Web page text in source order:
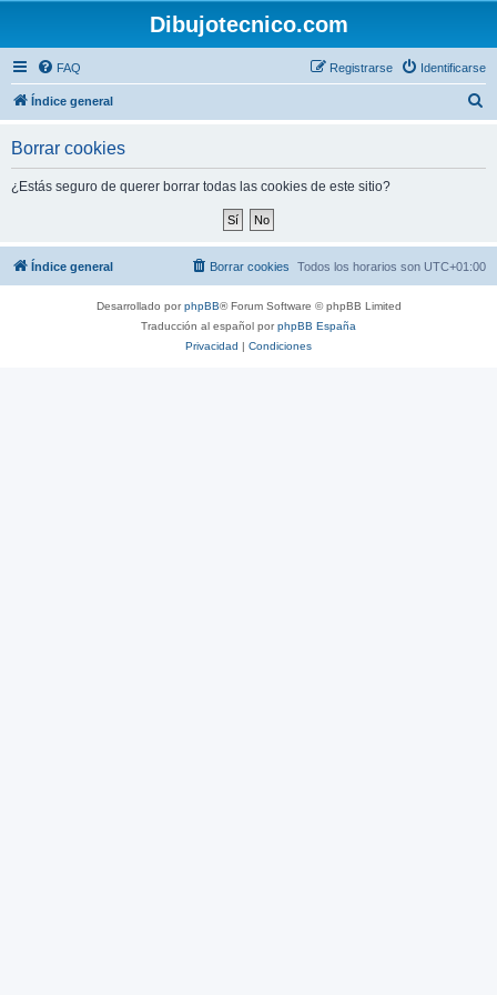
Dibujotecnico.com
FAQ Identificarse
Registrarse
Índice general
Borrar cookies
¿Estás seguro de querer borrar todas las cookies de este sitio?
Índice general Todos los horarios son UTC+01:00
Borrar cookies
Desarrollado porphpBB® Forum Software © phpBB Limited
Traducción al español porphpBB España
Privacidad | Condiciones